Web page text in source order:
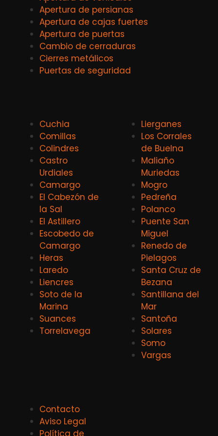
Apertura de persianas
Apertura de cajas fuertes
Apertura de puertas
Cambio de cerraduras
Cierres metálicos
Puertas de seguridad
Cuchia
Comillas
Colindres
Castro
Urdiales
Camargo
El Cabezón de
la Sal
El Astillero
Escobedo de
Camargo
Heras
Laredo
Liencres
Soto de la
Marina
Suances
Torrelavega
Lierganes
Los Corrales
de Buelna
Maliaño
Muriedas
Mogro
Pedreña
Polanco
Puente San
Miguel
Renedo de
Pielagos
Santa Cruz de
Bezana
Santillana del
Mar
Santoña
Solares
Somo
Vargas
Contacto
Aviso Legal
Política de